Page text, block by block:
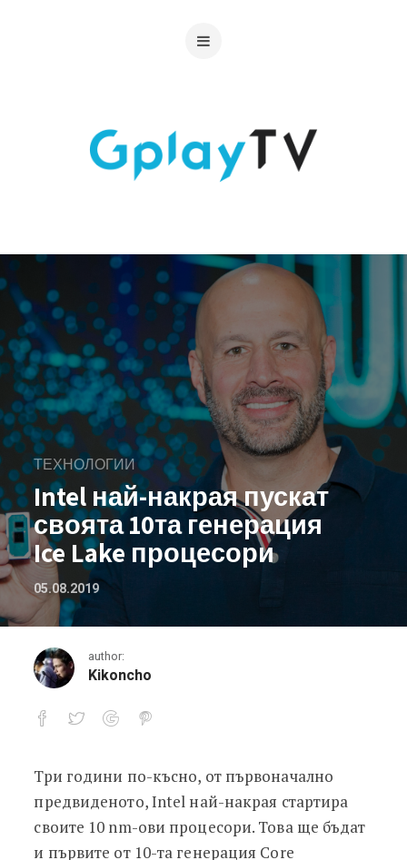
ТЕХНОЛОГИИ
Intel най-накрая пускат
своята 10та генерация
Ice Lake процесори
05.08.2019
author:
Kikoncho
Intel най-накрая пускат своята
Три години по-късно, от първоначално
предвиденото, Intel най-накрая стартира
своите 10 nm-ови процесори. Това ще бъдат
и първите от 10-та генерация Core